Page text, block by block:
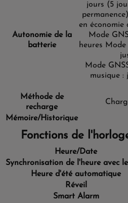
Autonomie de la
batterie
jours (5
permanence)
en économie
Mode
heures Mode
Mode
musique :
Méthode de
recharge
Mémoire/Historique
Fonctions de
Heure/Date
Synchronisation de l'heure avec
Heure d'été automatique
Réveil
Smart Alarm